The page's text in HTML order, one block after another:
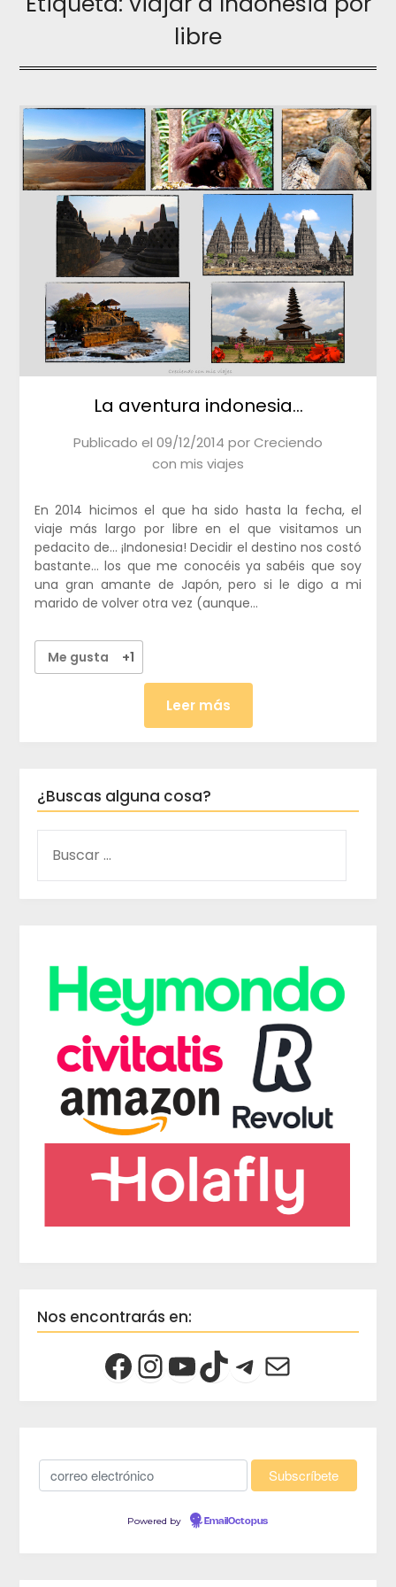
libre
La aventura indonesia…
Publicado el 09/12/2014 porCreciendo
con mis viajes
En 2014 hicimos el que ha sido hasta la fecha, el
viaje más largo por libre en el que visitamos un
pedacito de… ¡Indonesia! Decidir el destino nos costó
bastante… los que me conocéis ya sabéis que soy
una gran amante de Japón, pero si le digo a mi
marido de volver otra vez (aunque…
Me gusta +1
Leer más
¿Buscas alguna cosa?
Nos encontrarás en:
Powered by EmailOctopus